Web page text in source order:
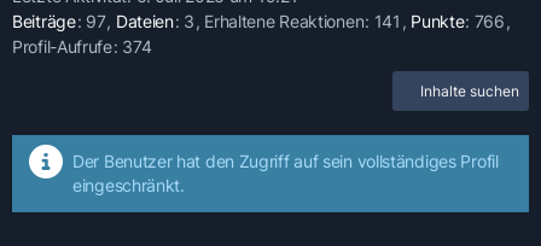
Beiträge 97 Dateien 3 Erhaltene Reaktionen 141 Punkte 766
Profil-Aufrufe 374
Inhalte suchen
Der Benutzer hat den Zugriff auf sein vollständiges Profil
eingeschränkt.